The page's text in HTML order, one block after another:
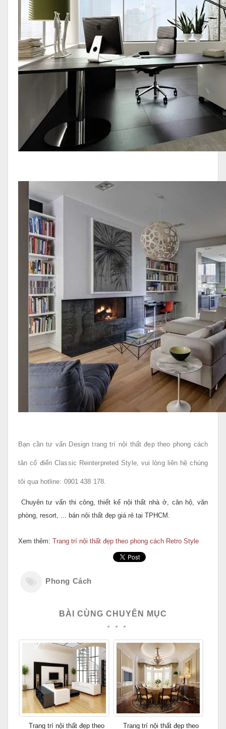
Bạn cần tư vấn Design trang trí nội thất đẹp theo phong cách
tân cổ điển Classic Reinterpreted Style, vui lòng liên hệ chúng
tôi qua hotline: 0901 438 178.
Chuyên tư vấn thi công, thiết kế nội thất nhà ở, căn hộ, văn
phòng, resort, ... bán nội thất đẹp giá rẻ tại TPHCM.
Xem thêm: Trang trí nội thất đẹp theo phong cách Retro Style
Phong Cách
BÀI CÙNG CHUYÊN MỤC
Trang trí nội thất đẹp theo Trang trí nội thất đẹp theo